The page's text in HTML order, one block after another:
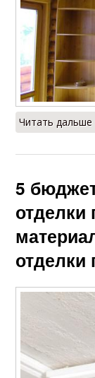
Читать
5
отделки
отделки